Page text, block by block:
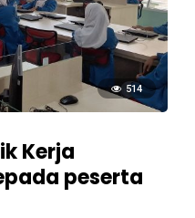
514
Kerja
peserta